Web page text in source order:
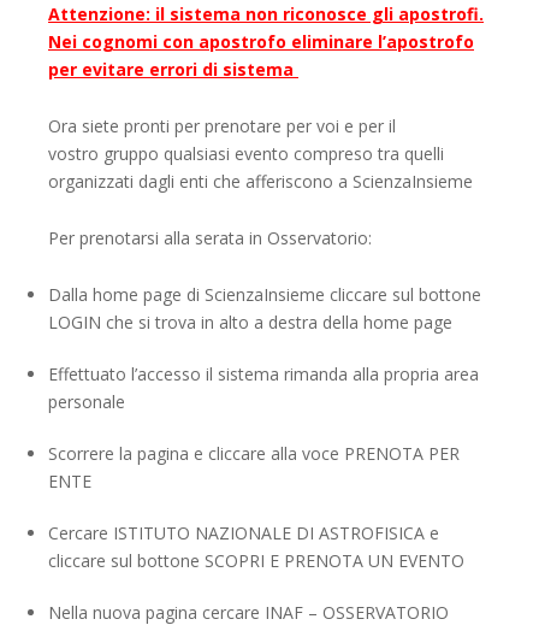
Attenzione: il sistema non riconosce gli apostrofi.
Nei cognomi con apostrofo eliminare l’apostrofo
per evitare errori di sistema
Ora siete pronti per prenotare per voi e per il
vostro gruppo qualsiasi evento compreso tra quelli
organizzati dagli enti che afferiscono a ScienzaInsieme
Per prenotarsi alla serata in Osservatorio:
Dalla home page di ScienzaInsieme cliccare sul bottone
LOGIN che si trova in alto a destra della home page
Effettuato l’accesso il sistema rimanda alla propria area
personale
Scorrere la pagina e cliccare alla voce PRENOTA PER
ENTE
Cercare ISTITUTO NAZIONALE DI ASTROFISICA e
cliccare sul bottone SCOPRI E PRENOTA UN EVENTO
Nella nuova pagina cercare INAF – OSSERVATORIO